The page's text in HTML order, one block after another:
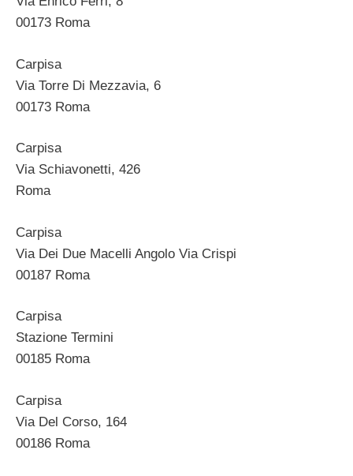
00173 Roma
Carpisa
Via Torre Di Mezzavia, 6
00173 Roma
Carpisa
Via Schiavonetti, 426
Roma
Carpisa
Via Dei Due Macelli Angolo Via Crispi
00187 Roma
Carpisa
Stazione Termini
00185 Roma
Carpisa
Via Del Corso, 164
00186 Roma